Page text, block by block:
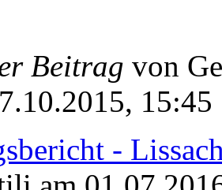
Beitrag von
15:45
-